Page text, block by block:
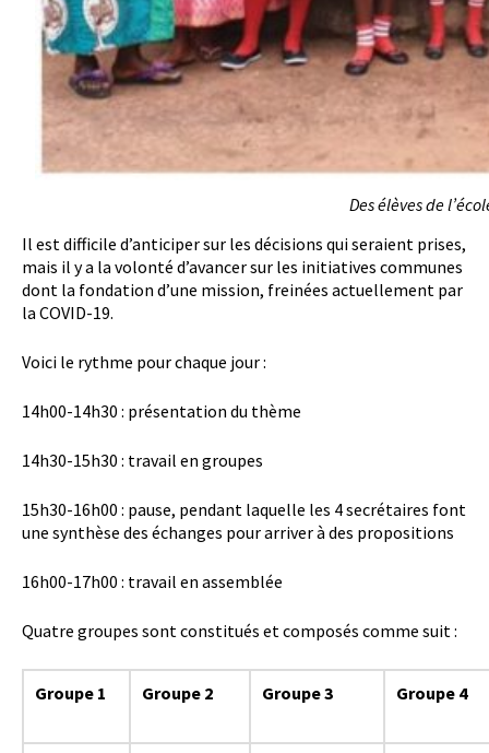
Des élèves de
Il est difficile d’anticiper sur les décisions qui seraient prises,
mais il y a la volonté d’avancer sur les initiatives communes
dont la fondation d’une mission, freinées actuellement par
la COVID-19.
Voici le rythme pour chaque jour :
14h00-14h30 : présentation du thème
14h30-15h30 : travail en groupes
15h30-16h00 : pause, pendant laquelle les 4 secrétaires font
une synthèse des échanges pour arriver à des propositions
16h00-17h00 : travail en assemblée
Quatre groupes sont constitués et composés comme suit :
Groupe 1 Groupe 2 Groupe 3 Groupe 4